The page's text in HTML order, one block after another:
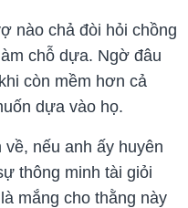
nào chả đòi hỏi chồng
chỗ dựa. Ngờ đâu
còn mềm hơn cả
dựa vào họ.
nếu anh ấy huyên
thông minh tài giỏi
mắng cho thằng này